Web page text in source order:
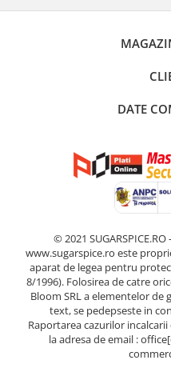
DATE
© 2021
www.sugarspice.ro este
aparat de legea pentru
8/1996). Folosirea de catre
Bloom SRL a elementelor de
text, se pedepseste in
Raportarea cazurilor
la adresa de email :